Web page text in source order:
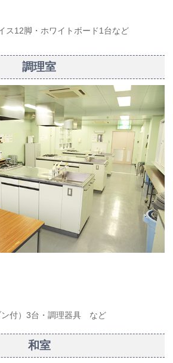
ス12脚・ホワイトボード1台など
調理室
ン付）3台・調理器具 など
和室